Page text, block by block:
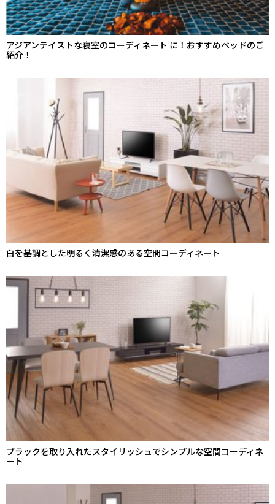
アジアンテイストな寝室のコーディネート に！おすすめベッドのご
紹介！
白を基調とした明るく清潔感のある空間コーディネート
ブラックを取り入れたスタイリッシュでシンプルな空間コーディネ
ート